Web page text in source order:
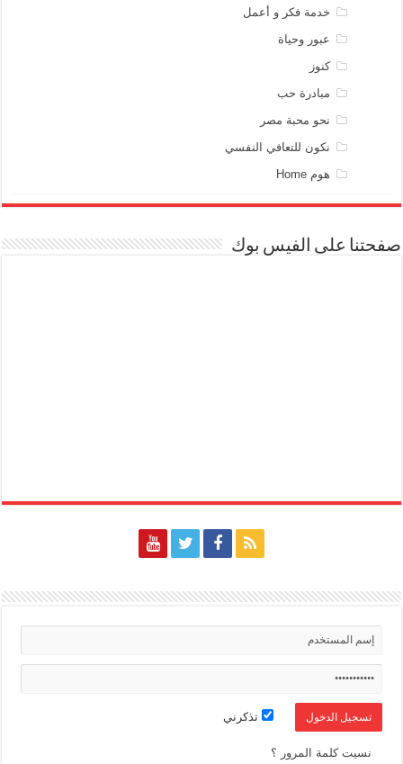
خدمة فكر و أعمل
عبور وحياة
كنوز
مبادرة حب
نحو محبة مصر
نكون للتعافي النفسي
هوم Home
صفحتنا على الفيس بوك
تذكرني
نسيت كلمة المرور ؟